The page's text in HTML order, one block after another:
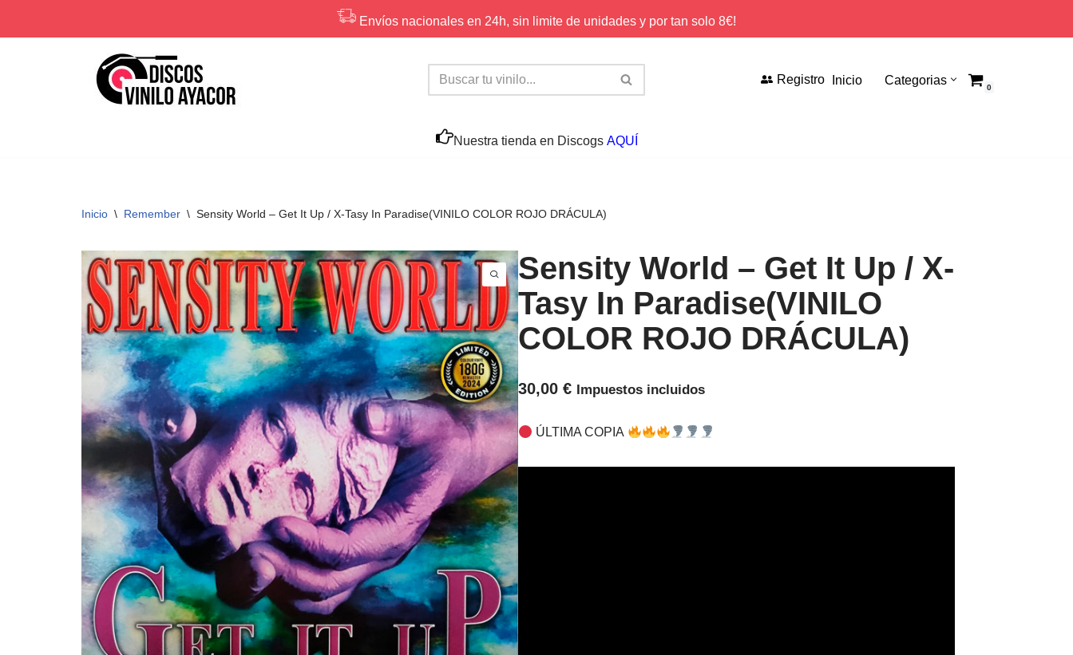
Envíos nacionales en 24h, sin limite de unidades y por tan solo 8€!
Registro Inicio Categorias
0
Nuestra tienda en Discogs AQUÍ
Inicio \ Remember \ Sensity World ‎– Get It Up / X-Tasy In Paradise(VINILO COLOR ROJO DRÁCULA)
Sensity World ‎– Get It Up / X-
Tasy In Paradise(VINILO
COLOR ROJO DRÁCULA)
30,00€ Impuestos incluidos
ÚLTIMA COPIA